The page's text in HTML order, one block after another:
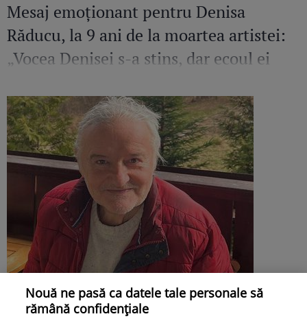
Mesaj emoționant pentru Denisa
Răducu, la 9 ani de la moartea artistei:
„Vocea Denisei s-a stins, dar ecoul ei
Nouă ne pasă ca datele tale personale să
rămână confidențiale